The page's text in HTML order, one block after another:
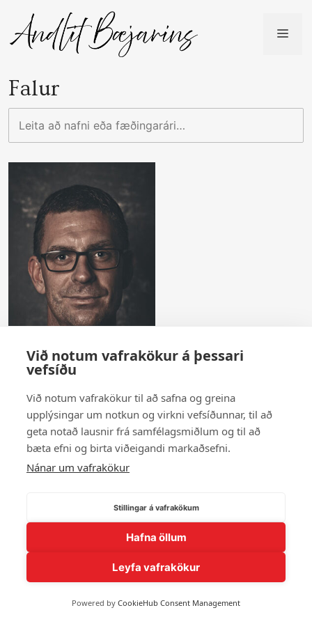
content
Falur
að
fæðingarári…
Falur H. Daðason
Sýna fleiri andlit
Við notum vafrakökur á þessari
vefsíðu
Við notum vafrakökur til að safna og greina
upplýsingar um notkun og virkni vefsíðunnar, til að
geta notað lausnir frá samfélagsmiðlum og til að
bæta efni og birta viðeigandi markaðsefni.
Nánar um vafrakökur
Stillingar á vafrakökum
Hafna öllum
Leyfa vafrakökur
Powered by CookieHub Consent Management